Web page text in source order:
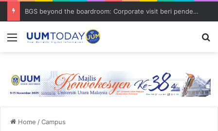
BGS beyond the boardroom: Corporate visit beri pendedahan dunia korporat kepada PELAJAR UUM
Menu
Home /Campus